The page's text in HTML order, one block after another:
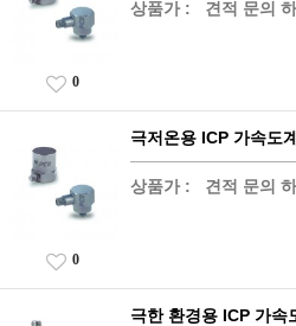
상품가 : 견적 문의
0
극저온용 ICP 가속도계
상품가 : 견적 문의
0
극한 환경용 ICP 가속